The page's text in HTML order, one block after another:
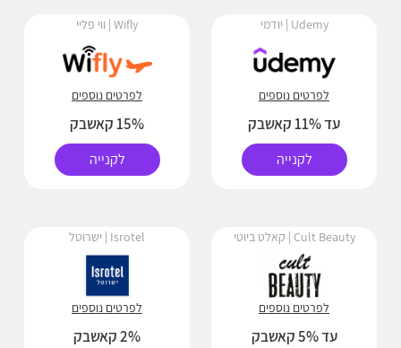
Udemy | יודמי
לפרטים נוספים
עד 11% קאשבק
לקנייה
Wifly | ווי פליי
לפרטים נוספים
15% קאשבק
לקנייה
Cult Beauty | קאלט ביוטי
לפרטים נוספים
עד 5% קאשבק
Isrotel | ישרוטל
לפרטים נוספים
2% קאשבק